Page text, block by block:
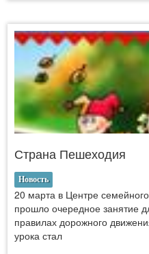
Страна Пешеходия
Новость
20 марта в Центре
прошло очередное
правилах дорожного
урока стал